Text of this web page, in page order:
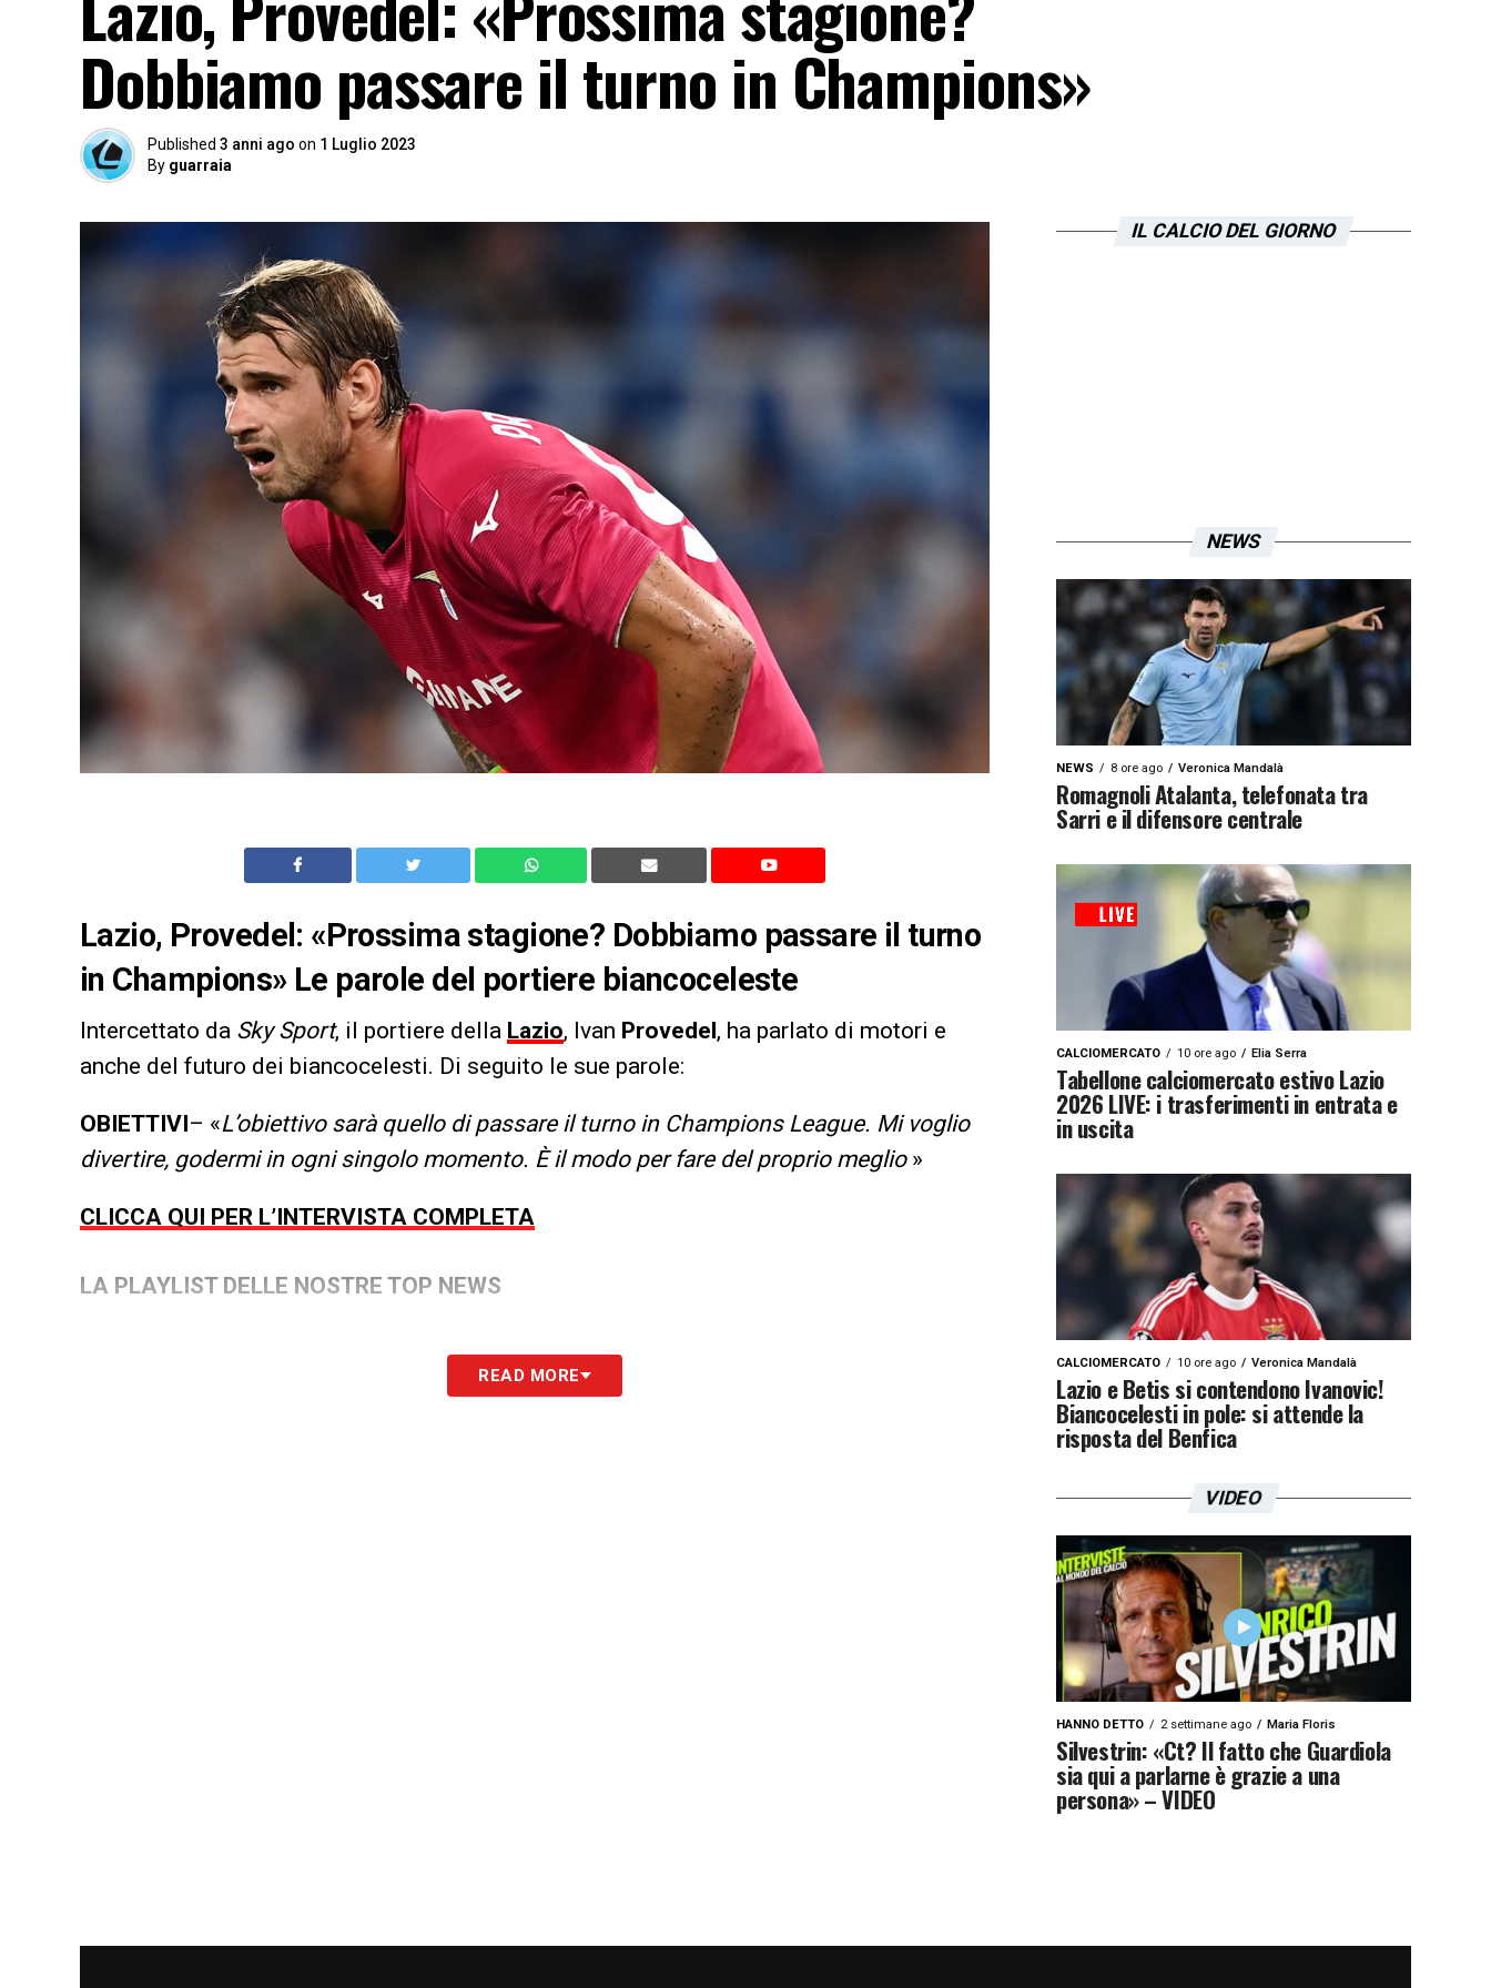
Dobbiamo passare il turno in Champions»
Published 3 anni ago on 1 Luglio 2023
By guarraia
Lazio, Provedel: «Prossima stagione? Dobbiamo passare il turno
in Champions» Le parole del portiere biancoceleste
Intercettato da Sky Sport, il portiere della Lazio, Ivan Provedel , ha parlato di motori e
anche del futuro dei biancocelesti. Di seguito le sue parole:
OBIETTIVI – «L’obiettivo sarà quello di passare il turno in Champions League. Mi voglio
divertire, godermi in ogni singolo momento. È il modo per fare del proprio meglio»
CLICCA QUI PER L’INTERVISTA COMPLETA
LA PLAYLIST DELLE NOSTRE TOP NEWS
READ MORE
IL CALCIO DEL GIORNO
NEWS
NEWS 8 ore ago Veronica Mandalà
Romagnoli Atalanta, telefonata tra
Sarri e il difensore centrale
CALCIOMERCATO 10 ore ago Elia Serra
Tabellone calciomercato estivo Lazio
2026 LIVE: i trasferimenti in entrata e
in uscita
CALCIOMERCATO 10 ore ago Veronica Mandalà
Lazio e Betis si contendono Ivanovic!
Biancocelesti in pole: si attende la
risposta del Benfica
VIDEO
HANNO DETTO 2 settimane ago Maria Floris
Silvestrin: «Ct? Il fatto che Guardiola
sia qui a parlarne è grazie a una
persona» – VIDEO